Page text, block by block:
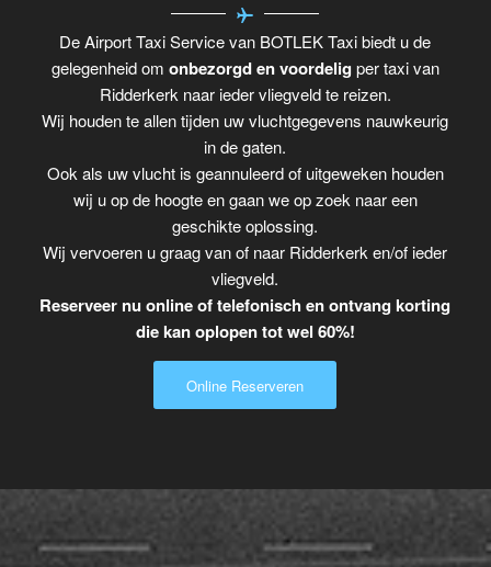
De Airport Taxi Service van BOTLEK Taxi biedt u de
gelegenheid om onbezorgd en voordelig per taxi van
Ridderkerk naar ieder vliegveld te reizen.
Wij houden te allen tijden uw vluchtgegevens nauwkeurig
in de gaten.
Ook als uw vlucht is geannuleerd of uitgeweken houden
wij u op de hoogte en gaan we op zoek naar een
geschikte oplossing.
Wij vervoeren u graag van of naar Ridderkerk en/of ieder
vliegveld.
Reserveer nu online of telefonisch en ontvang korting
die kan oplopen tot wel 60%!
Online Reserveren